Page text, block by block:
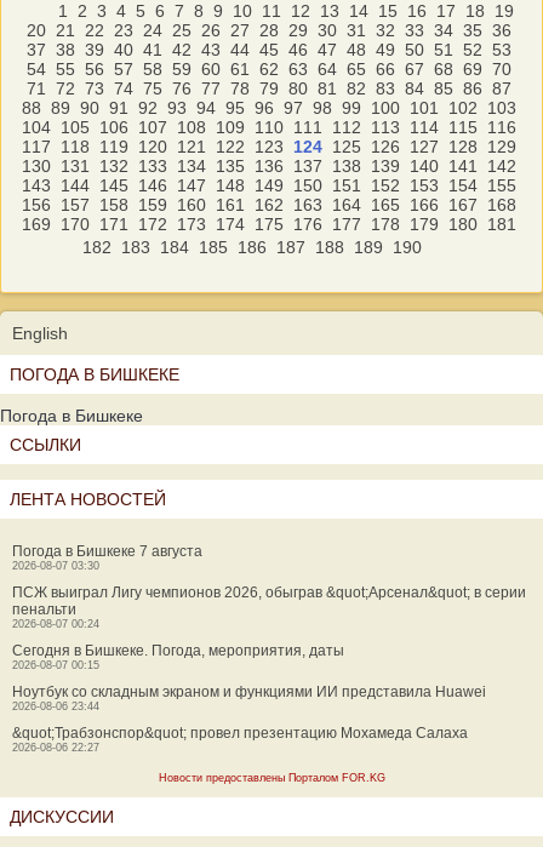
1 2 3 4 5 6 7 8 9 10 11 12 13 14 15 16 17 18
19
20 21 22 23 24 25 26 27 28 29 30 31 32 33 34 35 36
37 38 39 40 41 42 43 44 45 46 47 48 49 50 51 52 53
54 55 56 57 58 59 60 61 62 63 64 65 66 67 68 69 70
71
72 73 74 75 76 77 78 79 80 81 82 83 84 85 86 87
88 89 90 91 92 93 94 95 96 97 98 99 100 101 102
103
104 105 106 107 108 109 110 111 112 113 114 115
116
117
118 119 120 121 122 123 124 125 126 127 128
129
130 131 132 133 134 135 136 137 138 139 140 141
142
143
144 145 146 147 148 149 150 151 152 153 154 155
156
157 158 159 160 161 162 163 164 165 166 167
168
169
170 171 172 173 174 175 176 177 178 179 180 181
182
183 184 185 186 187 188 189 190
English
ПОГОДА В БИШКЕКЕ
Погода в Бишкеке
ССЫЛКИ
ЛЕНТА НОВОСТЕЙ
Погода в Бишкеке 7 августа
2026-08-07 03:30
ПСЖ выиграл Лигу чемпионов 2026, обыграв &quot;Арсенал&quot; в серии
пенальти
2026-08-07 00:24
Сегодня в Бишкеке. Погода, мероприятия, даты
2026-08-07 00:15
Ноутбук со складным экраном и функциями ИИ представила Huawei
2026-08-06 23:44
&quot;Трабзонспор&quot; провел презентацию Мохамеда Салаха
2026-08-06 22:27
Новости предоставлены Порталом FOR.KG
ДИСКУССИИ